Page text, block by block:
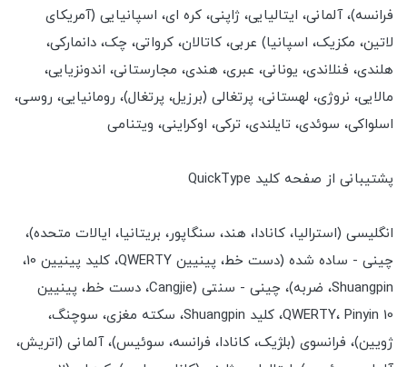
فرانسه)، آلمانی، ایتالیایی، ژاپنی، کره ای، اسپانیایی (آمریکای
لاتین، مکزیک، اسپانیا) عربی، کاتالان، کرواتی، چک، دانمارکی،
هلندی، فنلاندی، یونانی، عبری، هندی، مجارستانی، اندونزیایی،
مالایی، نروژی، لهستانی، پرتغالی (برزیل، پرتغال)، رومانیایی، روسی،
اسلواکی، سوئدی، تایلندی، ترکی، اوکراینی، ویتنامی
پشتیبانی از صفحه کلید QuickType
انگلیسی (استرالیا، کانادا، هند، سنگاپور، بریتانیا، ایالات متحده)،
چینی - ساده شده (دست خط، پینیین QWERTY، کلید پینیین 10،
Shuangpin، ضربه)، چینی - سنتی (Cangjie، دست خط، پینیین
QWERTY، Pinyin 10، کلید Shuangpin، سکته مغزی، سوچنگ،
ژویین)، فرانسوی (بلژیک، کانادا، فرانسه، سوئیس)، آلمانی (اتریش،